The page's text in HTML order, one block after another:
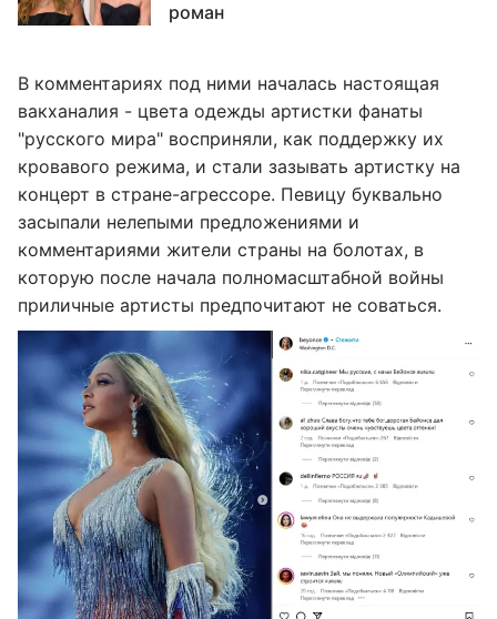
роман
В комментариях под ними началась настоящая
вакханалия - цвета одежды артистки фанаты
"русского мира" восприняли, как поддержку их
кровавого режима, и стали зазывать артистку на
концерт в стране-агрессоре. Певицу буквально
засыпали нелепыми предложениями и
комментариями жители страны на болотах, в
которую после начала полномасштабной войны
приличные артисты предпочитают не соваться.